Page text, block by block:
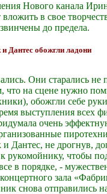
Нового канала
в свое
до предела.
Дантес обожгли ладони
Они старались не
что на сцене нужно
обожгли себе
выступления всех
очень
Дантес, не дрогнув,
рукомойнику, чтобы
в порядке, -
зала
снова отправились